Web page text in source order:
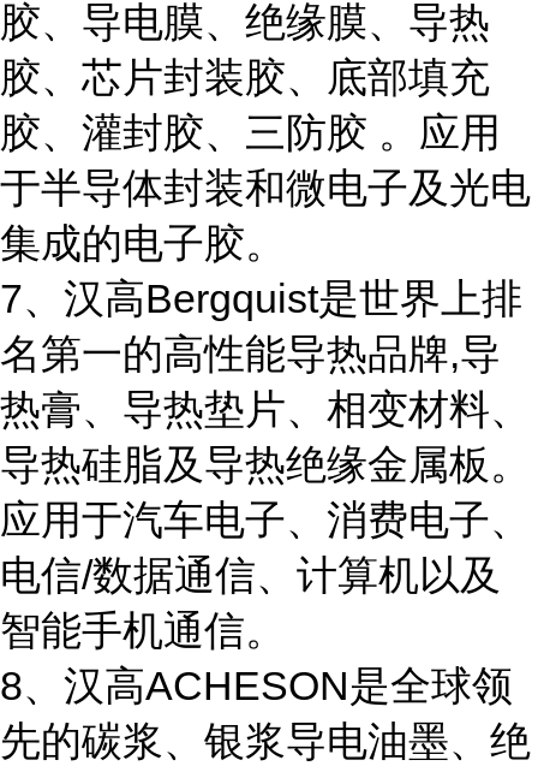
胶、导电膜、绝缘膜、导热
胶、芯片封装胶、底部填充
胶、灌封胶、三防胶 。应用
于半导体封装和微电子及光电
集成的电子胶。
7、汉高Bergquist是世界上排
名第一的高性能导热品牌,导
热膏、导热垫片、相变材料、
导热硅脂及导热绝缘金属板。
应用于汽车电子、消费电子、
电信/数据通信、计算机以及
智能手机通信。
8、汉高ACHESON是全球领
先的碳浆、银浆导电油墨、绝